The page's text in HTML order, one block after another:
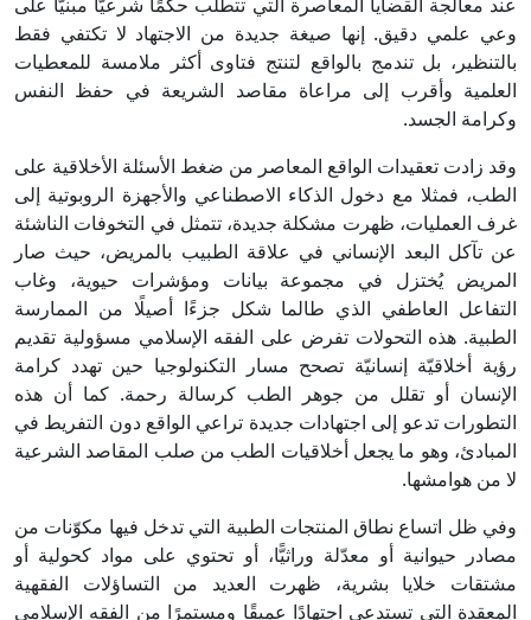
وعي علمي دقيق. إنها صيغة جديدة من الاجتهاد لا تكتفي فقط
بالتنظير، بل تندمج بالواقع لتنتج فتاوى أكثر ملامسة للمعطيات
العلمية وأقرب إلى مراعاة مقاصد الشريعة في حفظ النفس
وكرامة الجسد.
وقد زادت تعقيدات الواقع المعاصر من ضغط الأسئلة الأخلاقية على
الطب، فمثلا مع دخول الذكاء الاصطناعي والأجهزة الروبوتية إلى
غرف العمليات، ظهرت مشكلة جديدة، تتمثل في التخوفات الناشئة
عن تآكل البعد الإنساني في علاقة الطبيب بالمريض، حيث صار
المريض يُختزل في مجموعة بيانات ومؤشرات حيوية، وغاب
التفاعل العاطفي الذي طالما شكل جزءًا أصيلًا من الممارسة
الطبية. هذه التحولات تفرض على الفقه الإسلامي مسؤولية تقديم
رؤية أخلاقيّة إنسانيّة تصحح مسار التكنولوجيا حين تهدد كرامة
الإنسان أو تقلل من جوهر الطب كرسالة رحمة. كما أن هذه
التطورات تدعو إلى اجتهادات جديدة تراعي الواقع دون التفريط في
المبادئ، وهو ما يجعل أخلاقيات الطب من صلب المقاصد الشرعية
لا من هوامشها.
وفي ظل اتساع نطاق المنتجات الطبية التي تدخل فيها مكوّنات من
مصادر حيوانية أو معدّلة وراثيًّا، أو تحتوي على مواد كحولية أو
مشتقات خلايا بشرية، ظهرت العديد من التساؤلات الفقهية
المعقدة التي تستدعي اجتهادًا عميقًا ومستمرًا من الفقه الإسلامي